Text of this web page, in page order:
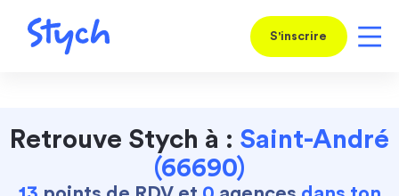
S'inscrire
Retrouve Stych à : Saint-André
(66690)